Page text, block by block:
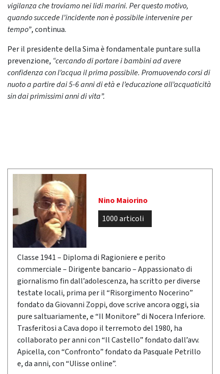
vigilanza che troviamo nei lidi marini. Per questo motivo,
quando succede l’incidente non è possibile intervenire per
tempo”, continua.
Per il presidente della Sima è fondamentale puntare sulla
prevenzione, “cercando di portare i bambini ad avere
confidenza con l’acqua il prima possibile. Promuovendo corsi di
nuoto a partire dai 5-6 anni di età e l’educazione all’acquaticità
sin dai primissimi anni di vita”.
Nino Maiorino
1000 articoli
Classe 1941 – Diploma di Ragioniere e perito
commerciale – Dirigente bancario – Appassionato di
giornalismo fin dall’adolescenza, ha scritto per diverse
testate locali, prima per il “Risorgimento Nocerino”
fondato da Giovanni Zoppi, dove scrive ancora oggi, sia
pure saltuariamente, e “Il Monitore” di Nocera Inferiore.
Trasferitosi a Cava dopo il terremoto del 1980, ha
collaborato per anni con “Il Castello” fondato dall’avv.
Apicella, con “Confronto” fondato da Pasquale Petrillo
e, da anni, con “Ulisse online”.